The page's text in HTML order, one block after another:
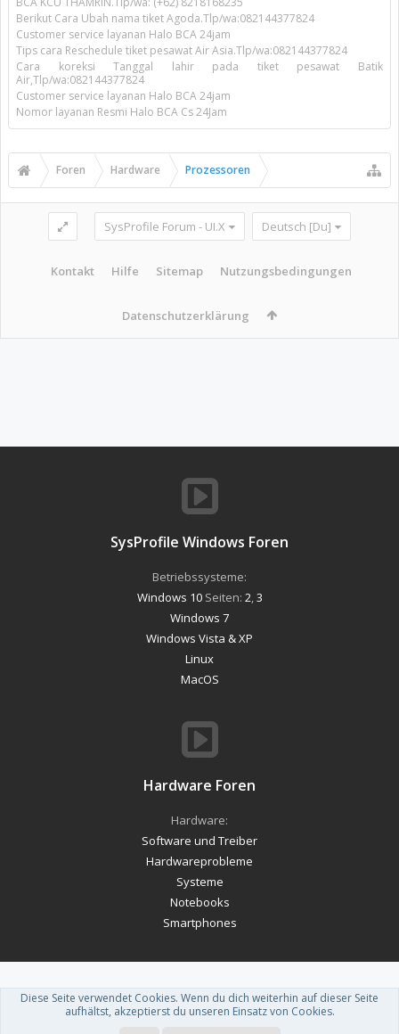
Berikut Cara Ubah nama tiket Agoda.Tlp/wa:082144377824
Customer service layanan Halo BCA 24jam
Tips cara Reschedule tiket pesawat Air Asia.Tlp/wa:082144377824
Cara koreksi Tanggal lahir pada tiket pesawat Batik
Air,Tlp/wa:082144377824
Customer service layanan Halo BCA 24jam
Nomor layanan Resmi Halo BCA Cs 24Jam
Foren Hardware Prozessoren
SysProfile Forum - UI.X Deutsch [Du]
Kontakt Hilfe Sitemap Nutzungsbedingungen
Datenschutzerklärung
SysProfile Windows Foren
Betriebssysteme:
Windows 10Seiten: 2,3
Windows 7
Windows Vista & XP
Linux
MacOS
Hardware Foren
Hardware:
Software und Treiber
Hardwareprobleme
Systeme
Notebooks
Smartphones
Forum software by XenForo™-Deutsch von xenDach
Theme designed by ThemeHouse.
Diese Seite verwendet Cookies. Wenn du dich weiterhin auf dieser Seite
aufhältst, akzeptierst du unseren Einsatz von Cookies.